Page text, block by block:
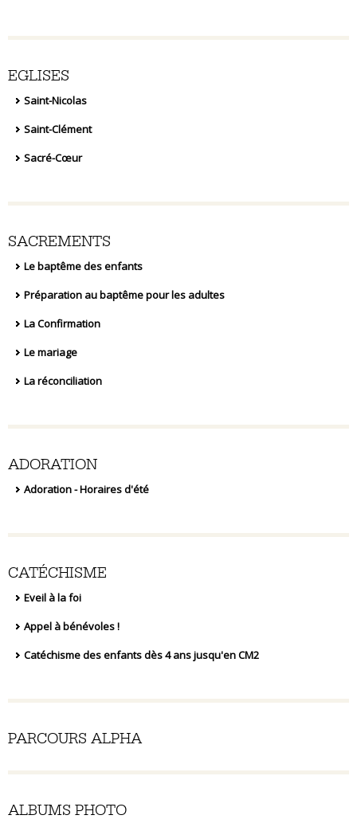
EGLISES
Saint-Nicolas
Saint-Clément
Sacré-Cœur
SACREMENTS
Le baptême des enfants
Préparation au baptême pour les adultes
La Confirmation
Le mariage
La réconciliation
ADORATION
Adoration - Horaires d'été
CATÉCHISME
Eveil à la foi
Appel à bénévoles !
Catéchisme des enfants dès 4 ans jusqu'en CM2
PARCOURS ALPHA
ALBUMS PHOTO